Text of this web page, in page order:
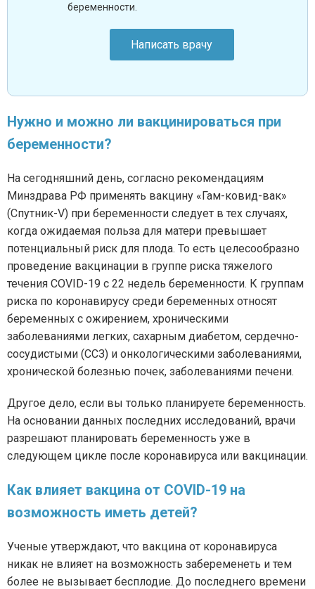
беременности.
Написать врачу
Нужно и можно ли вакцинироваться при
беременности?
На сегодняшний день, согласно рекомендациям
Минздрава РФ применять вакцину «Гам-ковид-вак»
(Спутник-V) при беременности следует в тех случаях,
когда ожидаемая польза для матери превышает
потенциальный риск для плода. То есть целесообразно
проведение вакцинации в группе риска тяжелого
течения COVID-19 с 22 недель беременности. К группам
риска по коронавирусу среди беременных относят
беременных с ожирением, хроническими
заболеваниями легких, сахарным диабетом, сердечно-
сосудистыми (ССЗ) и онкологическими заболеваниями,
хронической болезнью почек, заболеваниями печени.
Другое дело, если вы только планируете беременность.
На основании данных последних исследований, врачи
разрешают планировать беременность уже в
следующем цикле после коронавируса или вакцинации.
Как влияет вакцина от COVID-19 на
возможность иметь детей?
Ученые утверждают, что вакцина от коронавируса
никак не влияет на возможность забеременеть и тем
более не вызывает бесплодие. До последнего времени